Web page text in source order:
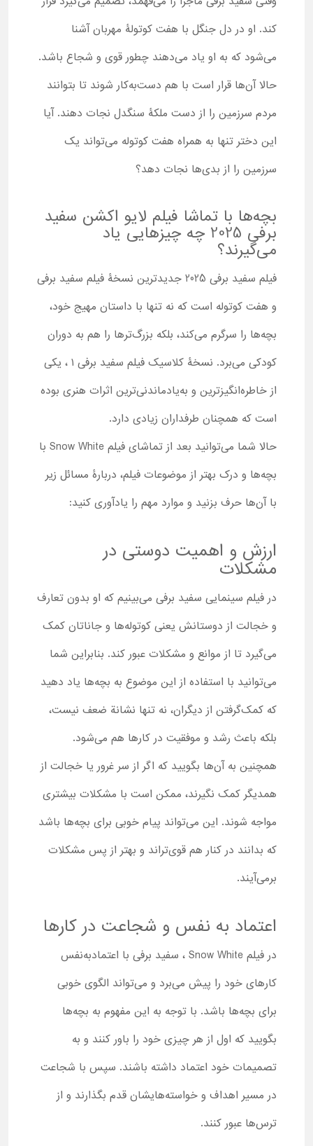
کند. او در دل جنگل با هفت کوتولۀ مهربان آشنا
می‌شود که به او یاد می‌دهند چطور قوی و شجاع باشد.
حالا آن‌ها قرار است با هم دست‌به‌کار شوند تا بتوانند
مردم سرزمین را از دست ملکۀ سنگدل نجات دهند. آیا
این دختر تنها به همراه هفت کوتوله می‌تواند یک
سرزمین را از بدی‌ها نجات دهد؟
بچه‌ها با تماشا فیلم لایو اکشن سفید
برفی 2025 چه چیزهایی یاد
می‌گیرند؟
فیلم سفید برفی 2025 جدیدترین نسخۀ فیلم سفید برفی
و هفت کوتوله است که نه تنها با داستان مهیج خود،
بچه‌ها را سرگرم می‌کند، بلکه بزرگ‌ترها را هم به دوران
کودکی می‌برد. نسخۀ کلاسیک فیلم سفید برفی ۱ ، یکی
از خاطره‌انگیزترین و به‌یادماندنی‌ترین اثرات هنری بوده
است که همچنان طرفداران زیادی دارد.
حالا شما می‌توانید بعد از تماشای فیلم Snow White با
بچه‌ها و درک بهتر از موضوعات فیلم، دربارۀ مسائل زیر
با آن‌ها حرف بزنید و موارد مهم را یادآوری کنید:
ارزش و اهمیت دوستی در
مشکلات
در فیلم سینمایی سفید برفی می‌بینیم که او بدون تعارف
و خجالت از دوستانش یعنی کوتوله‌ها و جاناتان کمک
می‌گیرد تا از موانع و مشکلات عبور کند. بنابراین شما
می‌توانید با استفاده از این موضوع به بچه‌ها یاد دهید
که کمک‌گرفتن از دیگران، نه تنها نشانة ضعف نیست،
بلکه باعث رشد و موفقیت در کارها هم می‌شود.
همچنین به آن‌ها بگویید که اگر از سر غرور یا خجالت از
همدیگر کمک نگیرند، ممکن است با مشکلات بیشتری
مواجه شوند. این می‌تواند پیام خوبی برای بچه‌ها باشد
که بدانند در کنار هم قوی‌تراند و بهتر از پس مشکلات
برمی‌آیند.
اعتماد به نفس و شجاعت در کارها
در فیلم Snow White ، سفید برفی با اعتمادبه‌نفس
کارهای خود را پیش می‌برد و می‌تواند الگوی خوبی
برای بچه‌ها باشد. با توجه به این مفهوم به بچه‌ها
بگویید که اول از هر چیزی خود را باور کنند و به
تصمیمات خود اعتماد داشته باشند. سپس با شجاعت
در مسیر اهداف و خواسته‌هایشان قدم بگذارند و از
ترس‌ها عبور کنند.